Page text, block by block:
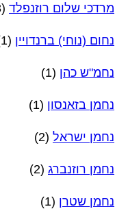
מרדכי שלום רוזנפלד (23)
נחום (נוחי) ברנדויין (1)
נחמ"ש כהן (1)
נחמן בזאנסון (1)
נחמן ישראל (2)
נחמן רוזנברג (2)
נחמן שטרן (1)